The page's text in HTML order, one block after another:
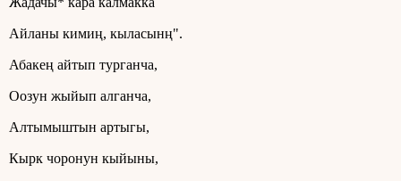
Айланы кимиң, кыласынң".
Абакең айтып турганча,
Оозун жыйып алганча,
Алтымыштын артыгы,
Кырк чоронун кыйыны,